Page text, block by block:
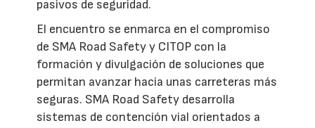
pasivos de seguridad.
El encuentro se enmarca en el compromiso
de SMA Road Safety y CITOP con la
formación y divulgación de soluciones que
permitan avanzar hacia unas carreteras más
seguras. SMA Road Safety desarrolla
sistemas de contención vial orientados a